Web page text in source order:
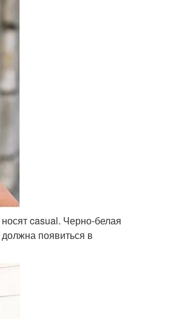
casual. Черно-белая
появиться в